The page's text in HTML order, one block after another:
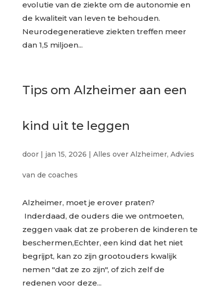
evolutie van de ziekte om de autonomie en
de kwaliteit van leven te behouden.
Neurodegeneratieve ziekten treffen meer
dan 1,5 miljoen...
Tips om Alzheimer aan een
kind uit te leggen
door | jan 15, 2026 | Alles over Alzheimer, Advies
van de coaches
Alzheimer, moet je erover praten?
Inderdaad, de ouders die we ontmoeten,
zeggen vaak dat ze proberen de kinderen te
beschermen,Echter, een kind dat het niet
begrijpt, kan zo zijn grootouders kwalijk
nemen "dat ze zo zijn", of zich zelf de
redenen voor deze...